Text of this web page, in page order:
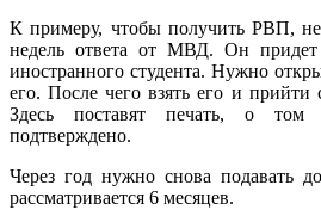
К примеру, чтобы получить РВП,
недель ответа от МВД. Он
иностранного студента. Нужно
его. После чего взять его и
Здесь поставят печать, о
подтверждено.
Через год нужно снова
рассматривается 6 месяцев.